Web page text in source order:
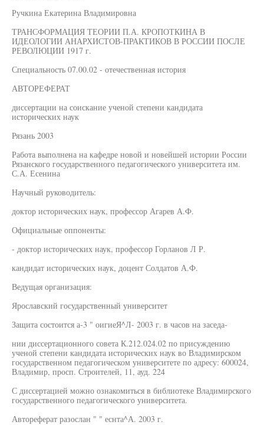
Ручкина Екатерина Владимировна
ТРАНСФОРМАЦИЯ ТЕОРИИ П.А. КРОПОТКИНА В
ИДЕОЛОГИИ АНАРХИСТОВ-ПРАКТИКОВ В РОССИИ ПОСЛЕ
РЕВОЛЮЦИИ 1917 г.
Специальность 07.00.02 - отечественная история
АВТОРЕФЕРАТ
диссертации на соискание ученой степени кандидата
исторических наук
Рязань 2003
Работа выполнена на кафедре новой и новейшей истории России
Рязанского государственного педагогического университета им.
С.А. Есенина
Научный руководитель:
доктор исторических наук, профессор Агарев А.Ф.
Официальные оппоненты:
- доктор исторических наук, профессор Горланов Л Р.
кандидат исторических наук, доцент Солдатов А.Ф.
Ведущая организация:
Ярославский государственный университет
Защита состоится а-3 " оигиеЯ^Л- 2003 г. в часов на заседа-
нии диссертационного совета К.212.024.02 по присуждению
ученой степени кандидата исторических наук во Владимирском
государственном педагогическом университете по адресу: 600024,
Владимир, просп. Строителей, 11, ауд. 224
С диссертацией можно ознакомиться в библиотеке Владимирского
государственного педагогического университета.
Автореферат разослан " " еснта^А. 2003 г.